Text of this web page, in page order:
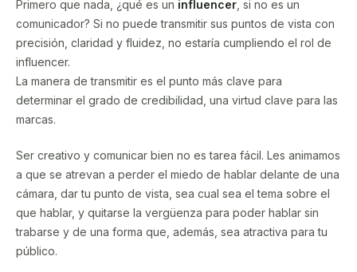
Primero que nada, ¿qué es un influencer , si no es un
comunicador? Si no puede transmitir sus puntos de vista con
precisión, claridad y fluidez, no estaría cumpliendo el rol de
influencer.
La manera de transmitir es el punto más clave para
determinar el grado de credibilidad, una virtud clave para las
marcas.
Ser creativo y comunicar bien no es tarea fácil. Les animamos
a que se atrevan a perder el miedo de hablar delante de una
cámara, dar tu punto de vista, sea cual sea el tema sobre el
que hablar, y quitarse la vergüenza para poder hablar sin
trabarse y de una forma que, además, sea atractiva para tu
público.